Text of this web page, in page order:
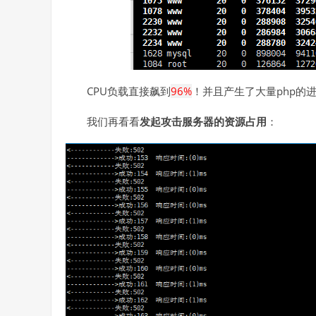
CPU负载直接飙到96% ！并且产生了大量php的
我们再看看发起攻击服务器的资源占用 ：